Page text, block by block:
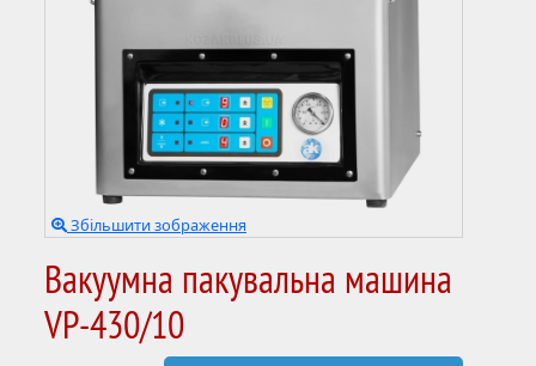
Збільшити зображення
Вакуумна пакувальна машина
VP-430/10